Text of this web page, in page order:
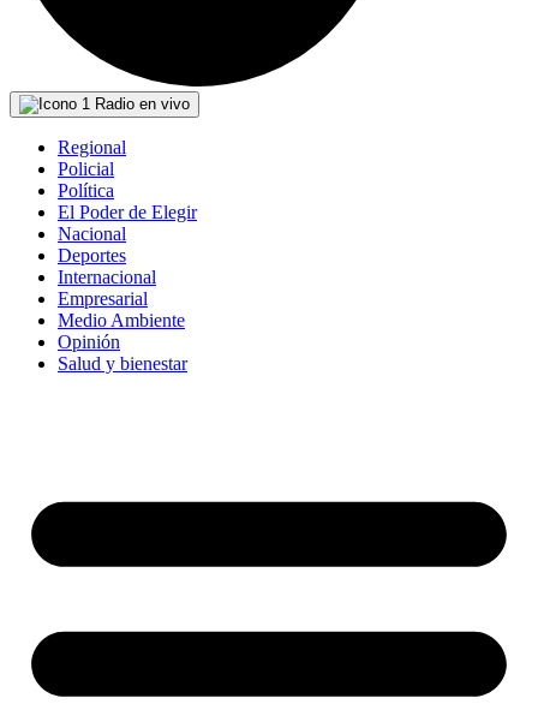
Radio en vivo
Regional
Policial
Política
El Poder de Elegir
Nacional
Deportes
Internacional
Empresarial
Medio Ambiente
Opinión
Salud y bienestar